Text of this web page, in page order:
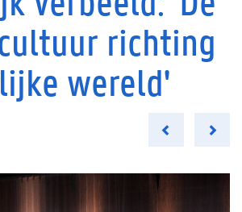
richting
wereld'